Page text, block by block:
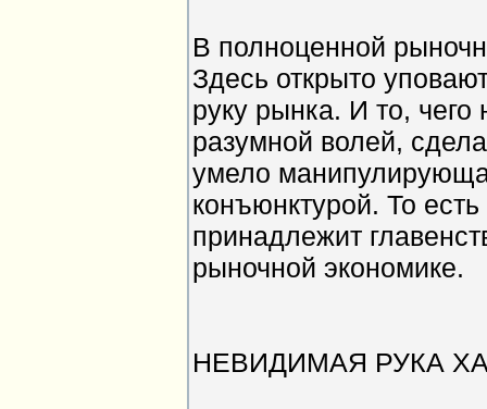
В полноценной
Здесь открыто
руку рынка. И то,
разумной волей,
умело
конъюнктурой. То
принадлежит
рыночной экономике.
НЕВИДИМАЯ РУКА